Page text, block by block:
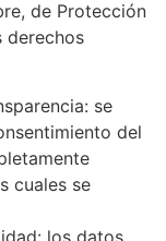
de Protección
derechos
se
del
cuales se
los datos